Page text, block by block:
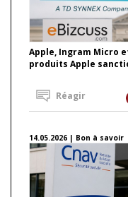
Apple, Ingram Micro
produits Apple
Réagir
14.05.2026 | Bon à savoir